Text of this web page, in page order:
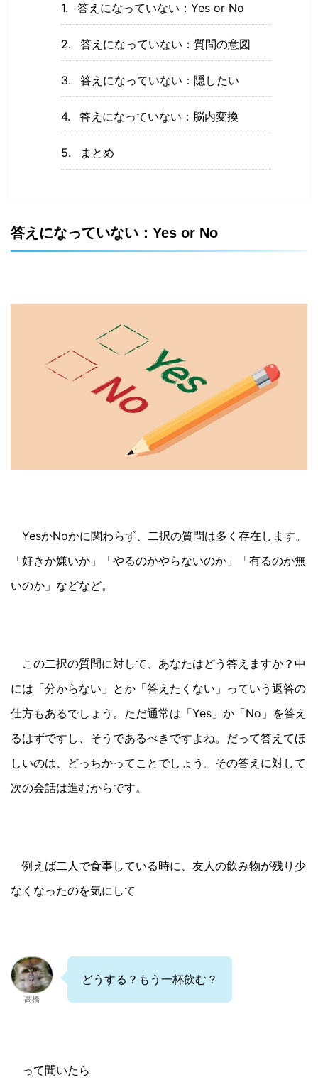
答えになっていない：Yes or No
答えになっていない：質問の意図
答えになっていない：隠したい
答えになっていない：脳内変換
まとめ
答えになっていない：Yes or No
YesかNoかに関わらず、二択の質問は多く存在します。
「好きか嫌いか」「やるのかやらないのか」「有るのか無
いのか」などなど。
この二択の質問に対して、あなたはどう答えますか？中
には「分からない」とか「答えたくない」っていう返答の
仕方もあるでしょう。ただ通常は「Yes」か「No」を答え
るはずですし、そうであるべきですよね。だって答えてほ
しいのは、どっちかってことでしょう。その答えに対して
次の会話は進むからです。
例えば二人で食事している時に、友人の飲み物が残り少
なくなったのを気にして
高橋
どうする？もう一杯飲む？
って聞いたら